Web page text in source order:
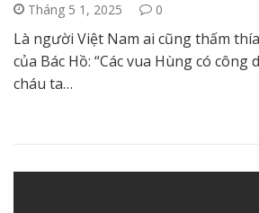
Tháng 5 1, 2025 0
Là người Việt Nam ai cũng thấm
của Bác Hồ: “Các vua Hùng có công
cháu ta…